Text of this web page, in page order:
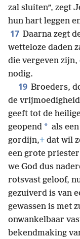
zal sluiten”, zegt
hun hart leggen
17 Daarna zegt
wetteloze daden
die vergeven
nodig.
19 Broeders,
de vrijmoedigheid
geeft tot de
geopend * als
gordijn,+ dat wil
een grote
we God dus
rotsvast geloof,
gezuiverd is van
gewassen is met
onwankelbaar
bekendmaking